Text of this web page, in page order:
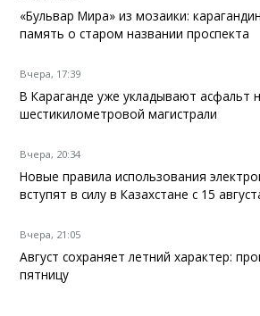
«Бульвар Мира» из мозаики:
память о старом названии проспекта
Вчера, 17:39
В Караганде уже укладывают асфальт
шестикилометровой магистрали
Вчера, 20:34
Новые правила использования
вступят в силу в Казахстане с 15
Вчера, 21:05
Август сохраняет летний характер:
пятницу